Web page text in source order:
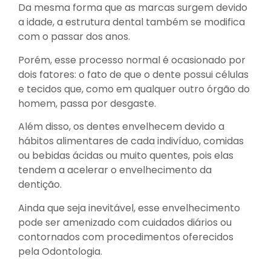
Da mesma forma que as marcas surgem devido
a idade, a estrutura dental também se modifica
com o passar dos anos.
Porém, esse processo normal é ocasionado por
dois fatores: o fato de que o dente possui células
e tecidos que, como em qualquer outro órgão do
homem, passa por desgaste.
Além disso, os dentes envelhecem devido a
hábitos alimentares de cada indivíduo, comidas
ou bebidas ácidas ou muito quentes, pois elas
tendem a acelerar o envelhecimento da
dentição.
Ainda que seja inevitável, esse envelhecimento
pode ser amenizado com cuidados diários ou
contornados com procedimentos oferecidos
pela Odontologia.